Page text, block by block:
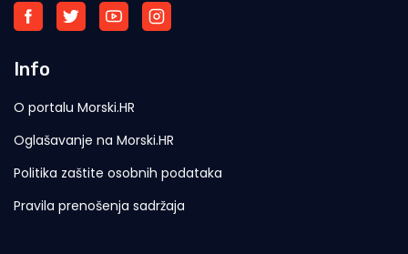
Info
O portalu Morski.HR
Oglašavanje na Morski.HR
Politika zaštite osobnih podataka
Pravila prenošenja sadržaja